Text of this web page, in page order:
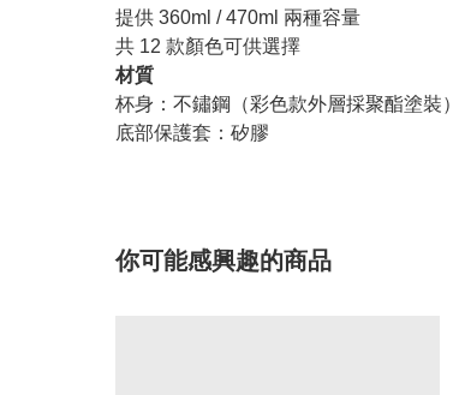
提供 360ml / 470ml 兩種容量
共 12 款顏色可供選擇
材質
杯身：不鏽鋼（彩色款外層採聚酯塗裝）
底部保護套：矽膠
你可能感興趣的商品